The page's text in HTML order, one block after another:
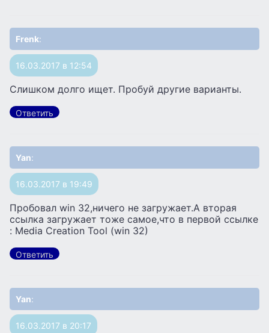
Frenk:
16.03.2017 в 12:54
Слишком долго ищет. Пробуй другие варианты.
Ответить
Yan:
16.03.2017 в 19:49
Пробовал win 32,ничего не загружает.А вторая
ссылка загружает тоже самое,что в первой ссылке
: Media Creation Tool (win 32)
Ответить
Yan:
16.03.2017 в 20:17